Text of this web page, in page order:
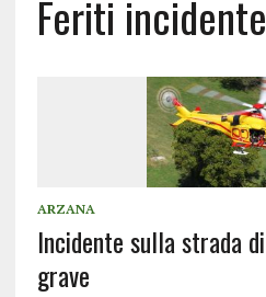
Feriti
ARZANA
Incidente sulla strada
grave